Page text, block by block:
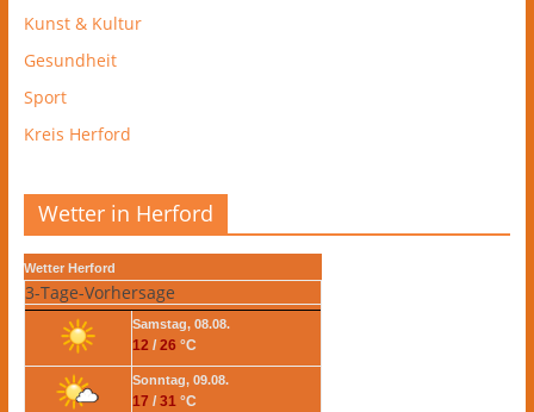
Kunst & Kultur
Gesundheit
Sport
Kreis Herford
Wetter in Herford
Wetter Herford
3-Tage-Vorhersage
Samstag, 08.08.
12 / 26 °C
Sonntag, 09.08.
17 / 31°C